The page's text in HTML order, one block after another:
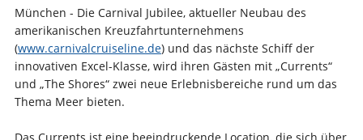
München - Die Carnival Jubilee, aktueller Neubau des
amerikanischen Kreuzfahrtunternehmens
(www.carnivalcruiseline.de) und das nächste Schiff der
innovativen Excel-Klasse, wird ihren Gästen mit „Currents“
und „The Shores“ zwei neue Erlebnisbereiche rund um das
Thema Meer bieten.